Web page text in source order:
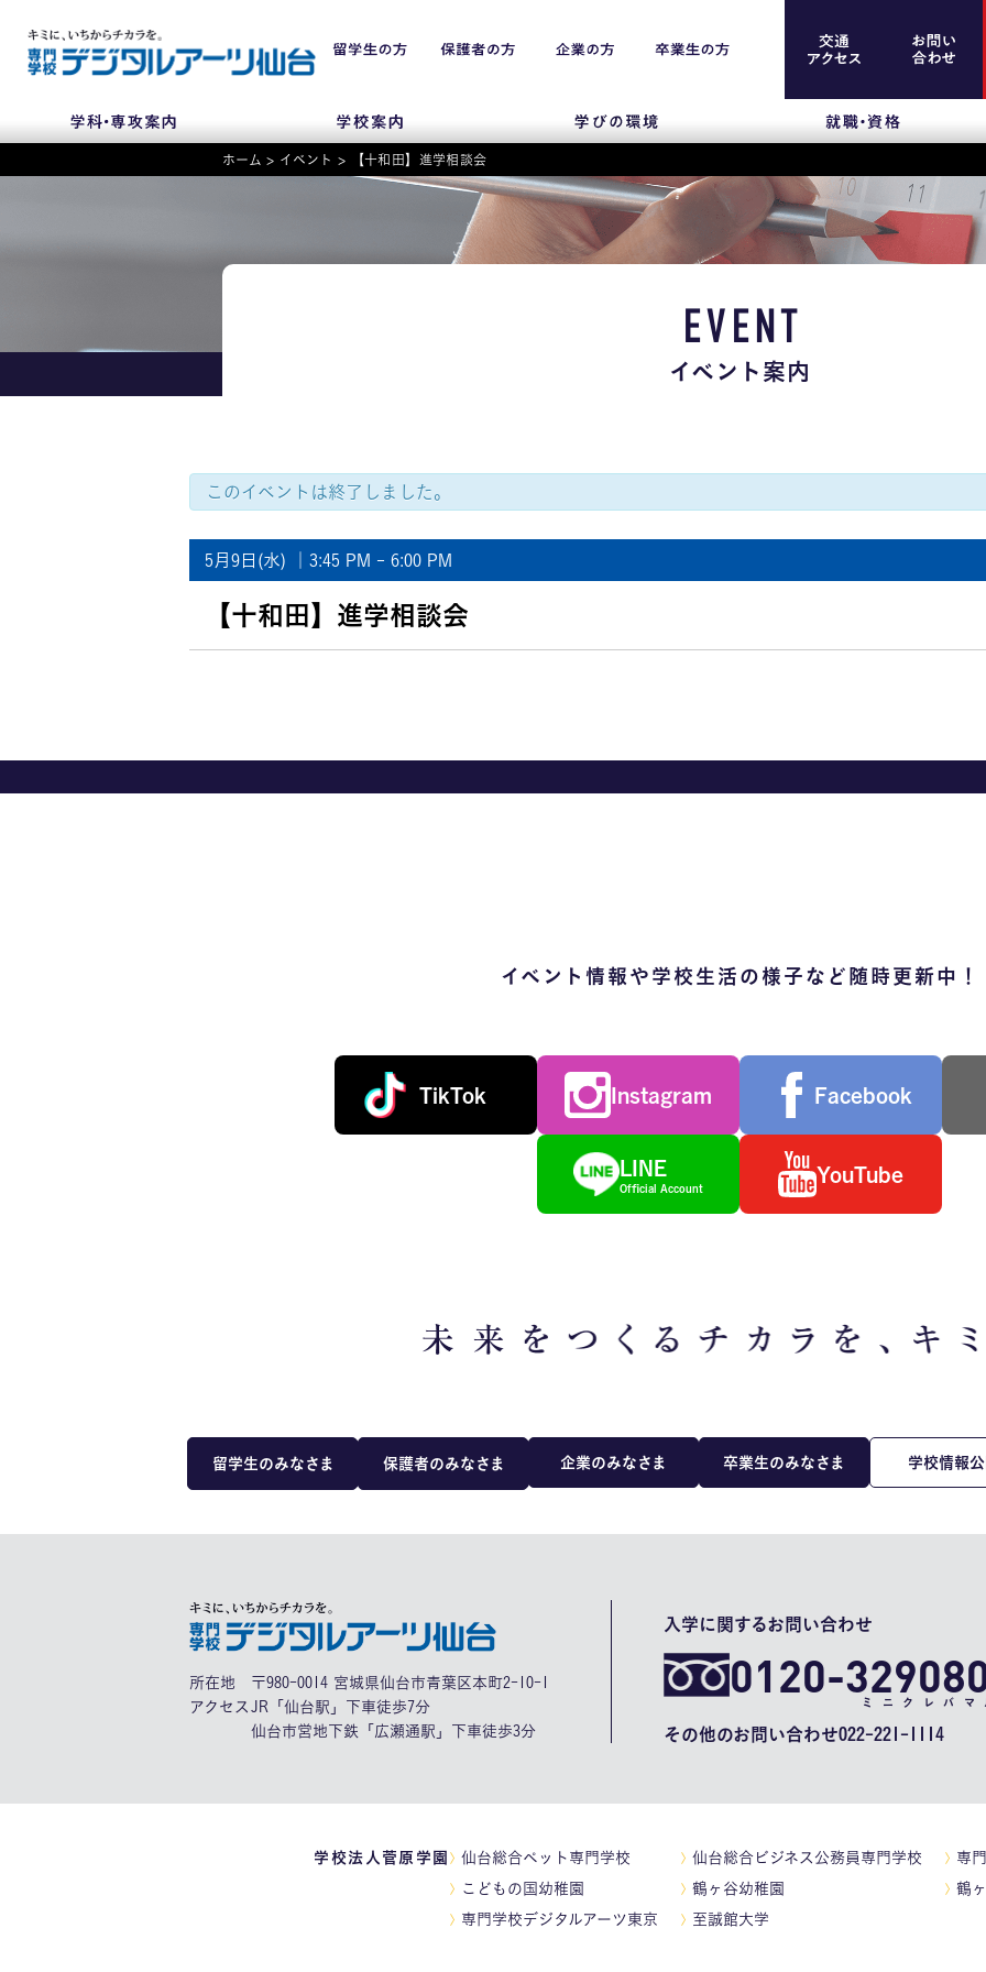
学科・専攻案内
イベント案内
留学生のみなさま
保護者のみなさま
交通アクセス
学校情報公開
ホーム > イベント > 【十和田】進学相談会
EVENT
イベント案内
このイベントは終了しました。
イ
5月9日(水) ｜3:45 PM - 6:00 PM
【十和田】進学相談会
イベント情報や学校生活の様子など随時更新中！
TikTok Instagram Facebook
LINE
Official Account
YouTube
留学生のみなさま 保護者のみなさま 企業のみなさま 卒業生のみなさま 学校情報公
所在地
〒980-0014 宮城県仙台市青葉区本町2-10-1
アクセス JR「仙台駅」下車徒歩7分
仙台市営地下鉄「広瀬通駅」下車徒歩3分
入学に関するお問い合わせ
0120-
ミニクレバマ
その他のお問い合わせ022-221-1114
学校法人菅原学園 仙台総合ペット専門学校 仙台総合ビジネス公務員専門学校
専
こどもの国幼稚園
鶴ヶ谷幼稚園
鶴
専門学校デジタルアーツ東京
至誠館大学